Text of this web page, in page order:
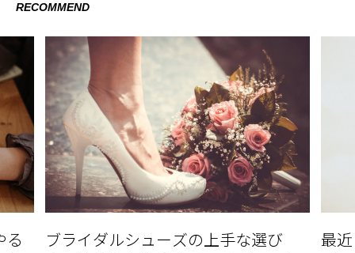
RECOMMEND
る
ブライダルシューズの上手な選び
最